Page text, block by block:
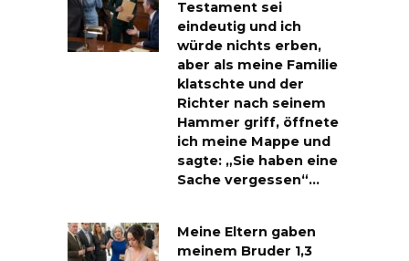
Testament sei
eindeutig und ich
würde nichts erben,
aber als meine Familie
klatschte und der
Richter nach seinem
Hammer griff, öffnete
ich meine Mappe und
sagte: „Sie haben eine
Sache vergessen“…
Meine Eltern gaben
meinem Bruder 1,3